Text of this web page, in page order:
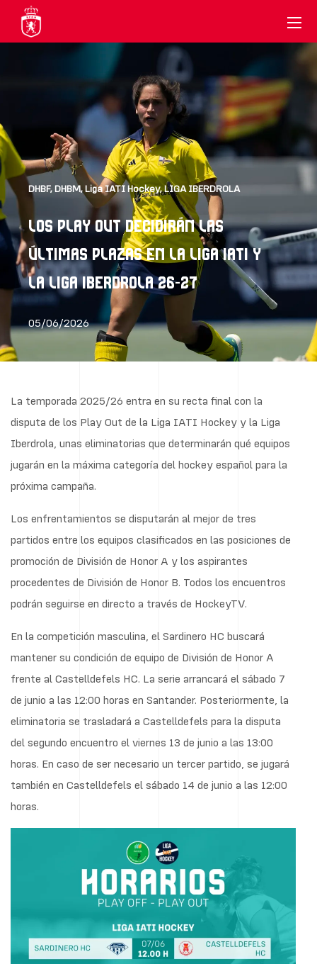
DHBF,DHBM,Liga IATI Hockey,LIGA IBERDROLA
LOS PLAY OUT DECIDIRÁN LAS
ÚLTIMAS PLAZAS EN LA LIGA IATI Y
LA LIGA IBERDROLA 26-27
05/06/2026
La temporada 2025/26 entra en su recta final con la
disputa de los Play Out de la Liga IATI Hockey y la Liga
Iberdrola, unas eliminatorias que determinarán qué equipos
jugarán en la máxima categoría del hockey español para la
próxima campaña.
Los enfrentamientos se disputarán al mejor de tres
partidos entre los equipos clasificados en las posiciones de
promoción de División de Honor A y los aspirantes
procedentes de División de Honor B. Todos los encuentros
podrán seguirse en directo a través de HockeyTV.
En la competición masculina, el Sardinero HC buscará
mantener su condición de equipo de División de Honor A
frente al Castelldefels HC. La serie arrancará el sábado 7
de junio a las 12:00 horas en Santander. Posteriormente, la
eliminatoria se trasladará a Castelldefels para la disputa
del segundo encuentro el viernes 13 de junio a las 13:00
horas. En caso de ser necesario un tercer partido, se jugará
también en Castelldefels el sábado 14 de junio a las 12:00
horas.